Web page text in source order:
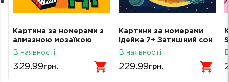
Картина за номерами з
алмазною мозаїкою
Santi Майнкрафт Кріпер
В наявності
329.99грн.
Картини за номерами
Ідейка 7+ Затишний сон
30х30см 6062
В наявності
229.99грн.